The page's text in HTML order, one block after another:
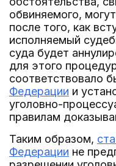
обвиняемого,
после того, как
исполняемый
суда будет
для этого
соответствовало
Федерации и
уголовно-
правилам
Таким образом,
Федерации не